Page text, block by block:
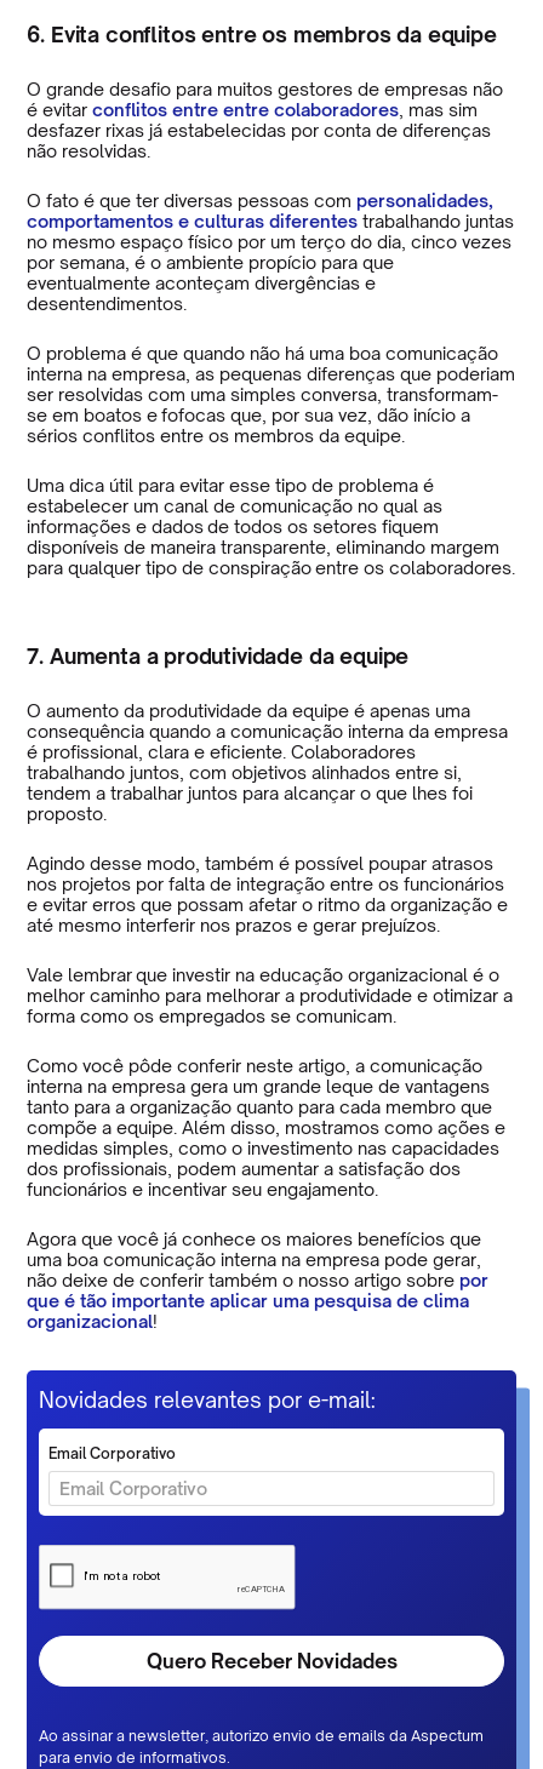
6. Evita conflitos entre os membros da equipe
O grande desafio para muitos gestores de empresas não
é evitarconflitos entre entre colaboradores , mas sim
desfazer rixas já estabelecidas por conta de diferenças
não resolvidas.
O fato é que ter diversas pessoas com personalidades,
comportamentos e culturas diferentes trabalhando juntas
no mesmo espaço físico por um terço do dia, cinco vezes
por semana, é o ambiente propício para que
eventualmente aconteçam divergências e
desentendimentos.
O problema é que quando não há uma boa comunicação
interna na empresa, as pequenas diferenças que poderiam
ser resolvidas com uma simples conversa, transformam-
se em boatos e fofocas que, por sua vez, dão início a
sérios conflitos entre os membros da equipe.
Uma dica útil para evitar esse tipo de problema é
estabelecer um canal de comunicação no qual as
informações e dados de todos os setores fiquem
disponíveis de maneira transparente, eliminando margem
para qualquer tipo de conspiração entre os colaboradores.
7. Aumenta a produtividade da equipe
O aumento da produtividade da equipe é apenas uma
consequência quando a comunicação interna da empresa
é profissional, clara e eficiente. Colaboradores
trabalhando juntos, com objetivos alinhados entre si,
tendem a trabalhar juntos para alcançar o que lhes foi
proposto.
Agindo desse modo, também é possível poupar atrasos
nos projetos por falta de integração entre os funcionários
e evitar erros que possam afetar o ritmo da organização e
até mesmo interferir nos prazos e gerar prejuízos.
Vale lembrar que investir na educação organizacional é o
melhor caminho para melhorar a produtividade e otimizar a
forma como os empregados se comunicam.
Como você pôde conferir neste artigo, a comunicação
interna na empresa gera um grande leque de vantagens
tanto para a organização quanto para cada membro que
compõe a equipe. Além disso, mostramos como ações e
medidas simples, como o investimento nas capacidades
dos profissionais, podem aumentar a satisfação dos
funcionários e incentivar seu engajamento.
Agora que você já conhece os maiores benefícios que
uma boa comunicação interna na empresa pode gerar,
não deixe de conferir também o nosso artigo sobre por
que é tão importante aplicar uma pesquisa de clima
organizacional!
Novidades relevantes por e-mail:
Email Corporativo
Ao assinar a newsletter, autorizo envio de emails da Aspectum
para envio de informativos.